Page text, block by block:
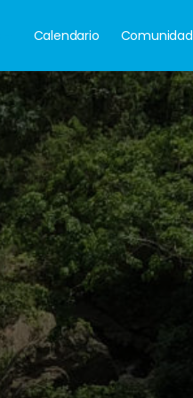
Calendario Comunidad